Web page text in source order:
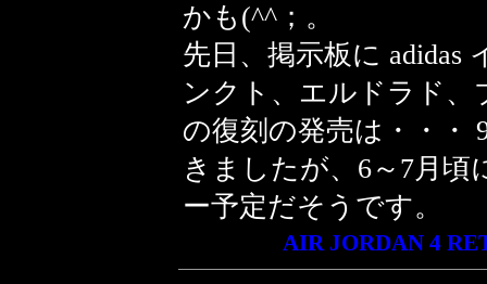
かも(^^；。
先日、掲示板に adidas
ンクト、エルドラド、
の復刻の発売は・・・
きましたが、6～7月頃
ー予定だそうです。
AIR JORDAN 4